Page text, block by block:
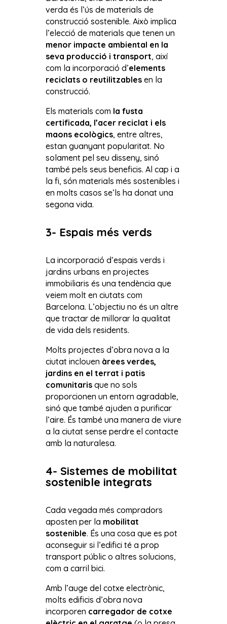
verda és l’ús de materials de
construcció sostenible. Això implica
l’elecció de materials que tenen un
menor impacte ambiental en la
seva producció i transport, així
com la incorporació d’elements
reciclats o reutilitzablesen la
construcció.
Els materials com la fusta
certificada, l’acer reciclat i els
maons ecològics, entre altres,
estan guanyant popularitat. No
solament pel seu disseny, sinó
també pels seus beneficis. Al cap i a
la fi, són materials més sostenibles i
en molts casos se’ls ha donat una
segona vida.
3- Espais més verds
La incorporació d’espais verds i
jardins urbans en projectes
immobiliaris és una tendència que
veiem molt en ciutats com
Barcelona. L’objectiu no és un altre
que tractar de millorar la qualitat
de vida dels residents.
Molts projectes d’obra nova a la
ciutat inclouen àrees verdes,
jardins en el terrat i patis
comunitaris que no sols
proporcionen un entorn agradable,
sinó que també ajuden a purificar
l’aire. És també una manera de viure
a la ciutat sense perdre el contacte
amb la naturalesa.
4- Sistemes de mobilitat
sostenible integrats
Cada vegada més compradors
aposten per la mobilitat
sostenible. És una cosa que es pot
aconseguir si l’edifici té a prop
transport públic o altres solucions,
com a carril bici.
Amb l’auge del cotxe electrònic,
molts edificis d’obra nova
incorporen carregador de cotxe